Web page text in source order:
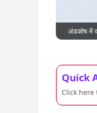
अंडकोष में
Quick
Click here